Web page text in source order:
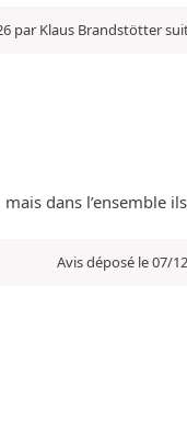
par Klaus Brandstötter
dans l’ensemble
Avis déposé le 07/